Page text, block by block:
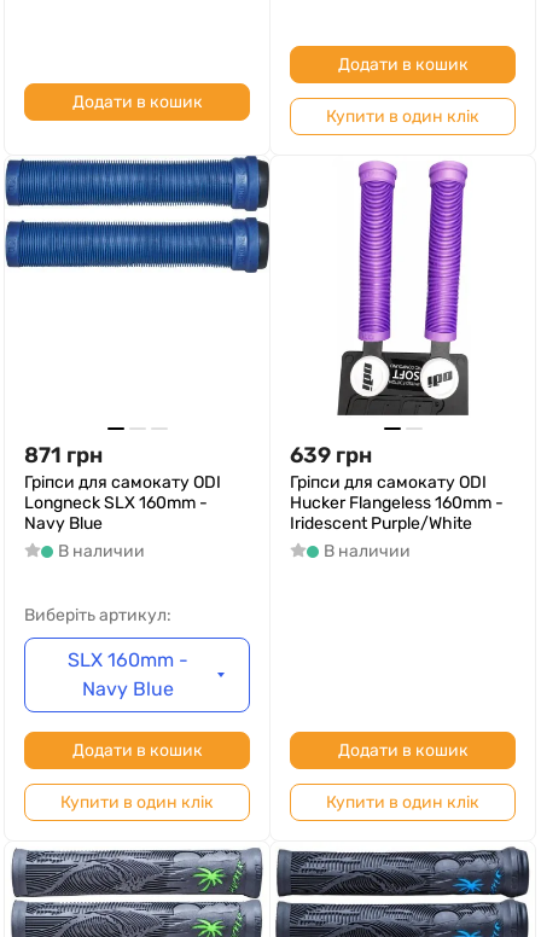
Додати в кошик
Додати в кошик
Купити в один клік
871 грн
Гріпси для самокату ODI
Longneck SLX 160mm -
Navy Blue
В наличии
Виберіть артикул:
SLX 160mm -
Navy Blue
Додати в кошик
Купити в один клік
639 грн
Гріпси для самокату ODI
Hucker Flangeless 160mm -
Iridescent Purple/White
В наличии
Додати в кошик
Купити в один клік